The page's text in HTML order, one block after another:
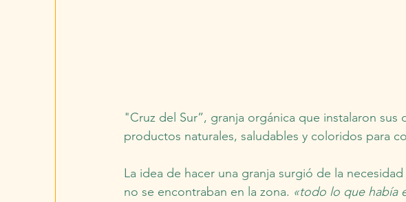
"Cruz del Sur”, granja orgánica que instalaron
productos naturales, saludables y coloridos para
La idea de hacer una granja surgió de la
no se encontraban en la zona. «todo lo que había